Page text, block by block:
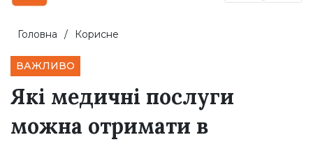
Головна Корисне
ВАЖЛИВО
Які медичні послуги
можна отримати в